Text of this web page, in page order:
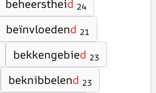
beheerstheid 24
beïnvloedend 21
bekkengebied 23
beknibbelend 23